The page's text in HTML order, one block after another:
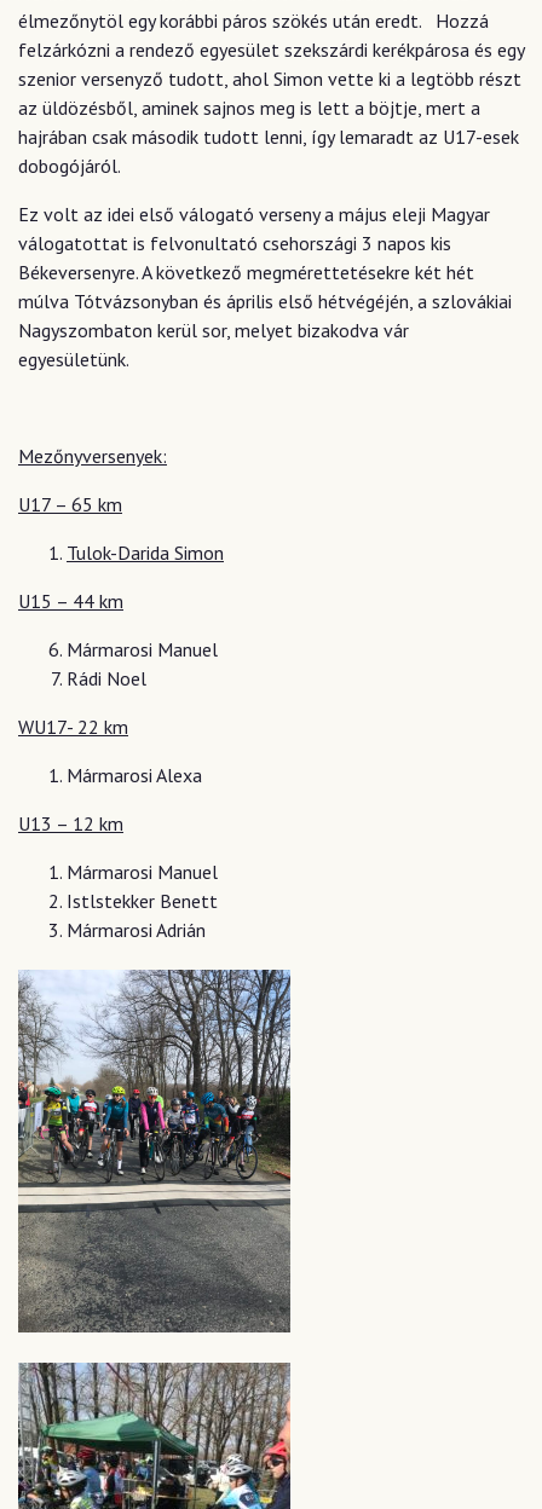
élmezőnytöl egy korábbi páros szökés után eredt. Hozzá
felzárkózni a rendező egyesület szekszárdi kerékpárosa és egy
szenior versenyző tudott, ahol Simon vette ki a legtöbb részt
az üldözésből, aminek sajnos meg is lett a böjtje, mert a
hajrában csak második tudott lenni, így lemaradt az U17-esek
dobogójáról.
Ez volt az idei első válogató verseny a május eleji Magyar
válogatottat is felvonultató csehországi 3 napos kis
Békeversenyre. A következő megmérettetésekre két hét
múlva Tótvázsonyban és április első hétvégéjén, a szlovákiai
Nagyszombaton kerül sor, melyet bizakodva vár
egyesületünk.
Mezőnyversenyek:
U17 – 65 km
Tulok-Darida Simon
U15 – 44 km
Mármarosi Manuel
Rádi Noel
WU17- 22 km
Mármarosi Alexa
U13 – 12 km
Mármarosi Manuel
Istlstekker Benett
Mármarosi Adrián